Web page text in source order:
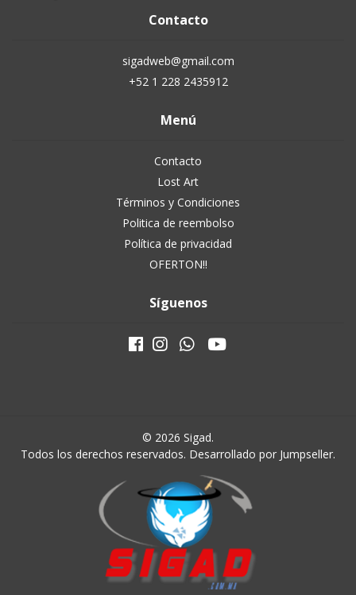
Contacto
sigadweb@gmail.com
+52 1 228 2435912
Menú
Contacto
Lost Art
Términos y Condiciones
Politica de reembolso
Política de privacidad
OFERTON!!
Síguenos
© 2026 Sigad.
Todos los derechos reservados. Desarrollado por Jumpseller.